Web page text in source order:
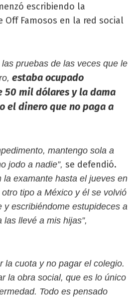
escribiendo la
Off Famosos en la red social
las pruebas de las veces que le
estaba ocupado
50 mil dólares y la dama
el dinero que no paga a
mantengo sola a
jodo a nadie”, se defendió.
la examante hasta el jueves en
tipo a México y él se volvió
y escribiéndome estupideces a
llevé a mis hijas”,
la cuota y no pagar el colegio.
la obra social, que es lo único
Todo es pensado